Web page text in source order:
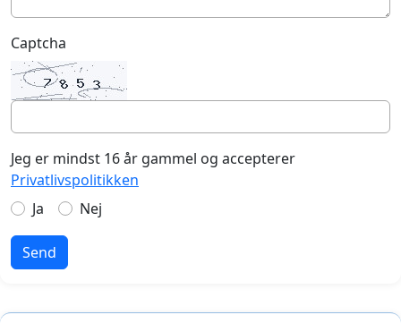
Captcha
Jeg er mindst 16 år gammel og accepterer
Privatlivspolitikken
Ja
Nej
Send